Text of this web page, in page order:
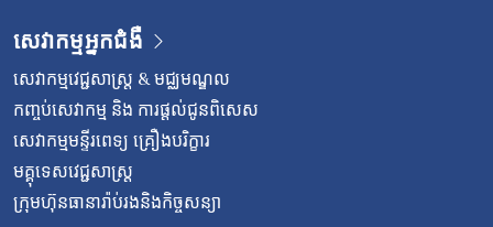
សេវាកម្មអ្នកជំងឺ
សេវាកម្មវេជ្ជសាស្រ្ត & មជ្ឈមណ្ឌល
កញ្ចប់សេវាកម្ម និង ការផ្តល់ជូនពិសេស
សេវាកម្មមន្ទីរពេទ្យ គ្រឿងបរិក្ខារ
មគ្គុទេសវេជ្ជសាស្ត្រ
ក្រុមហ៊ុនធានារ៉ាប់រងនិងកិច្ចសន្យា